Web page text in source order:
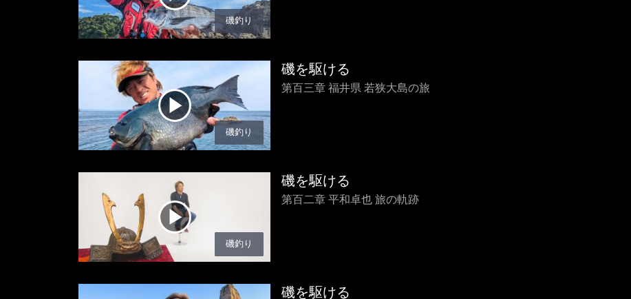
磯釣り
磯釣り
磯を駆ける
第百三章 福井県 若狭大島の旅
磯釣り
磯を駆ける
第百二章 平和卓也 旅の軌跡
磯を駆ける